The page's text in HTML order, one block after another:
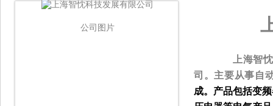
公司图片
上海智
司。主要从事自
成。产品包括变